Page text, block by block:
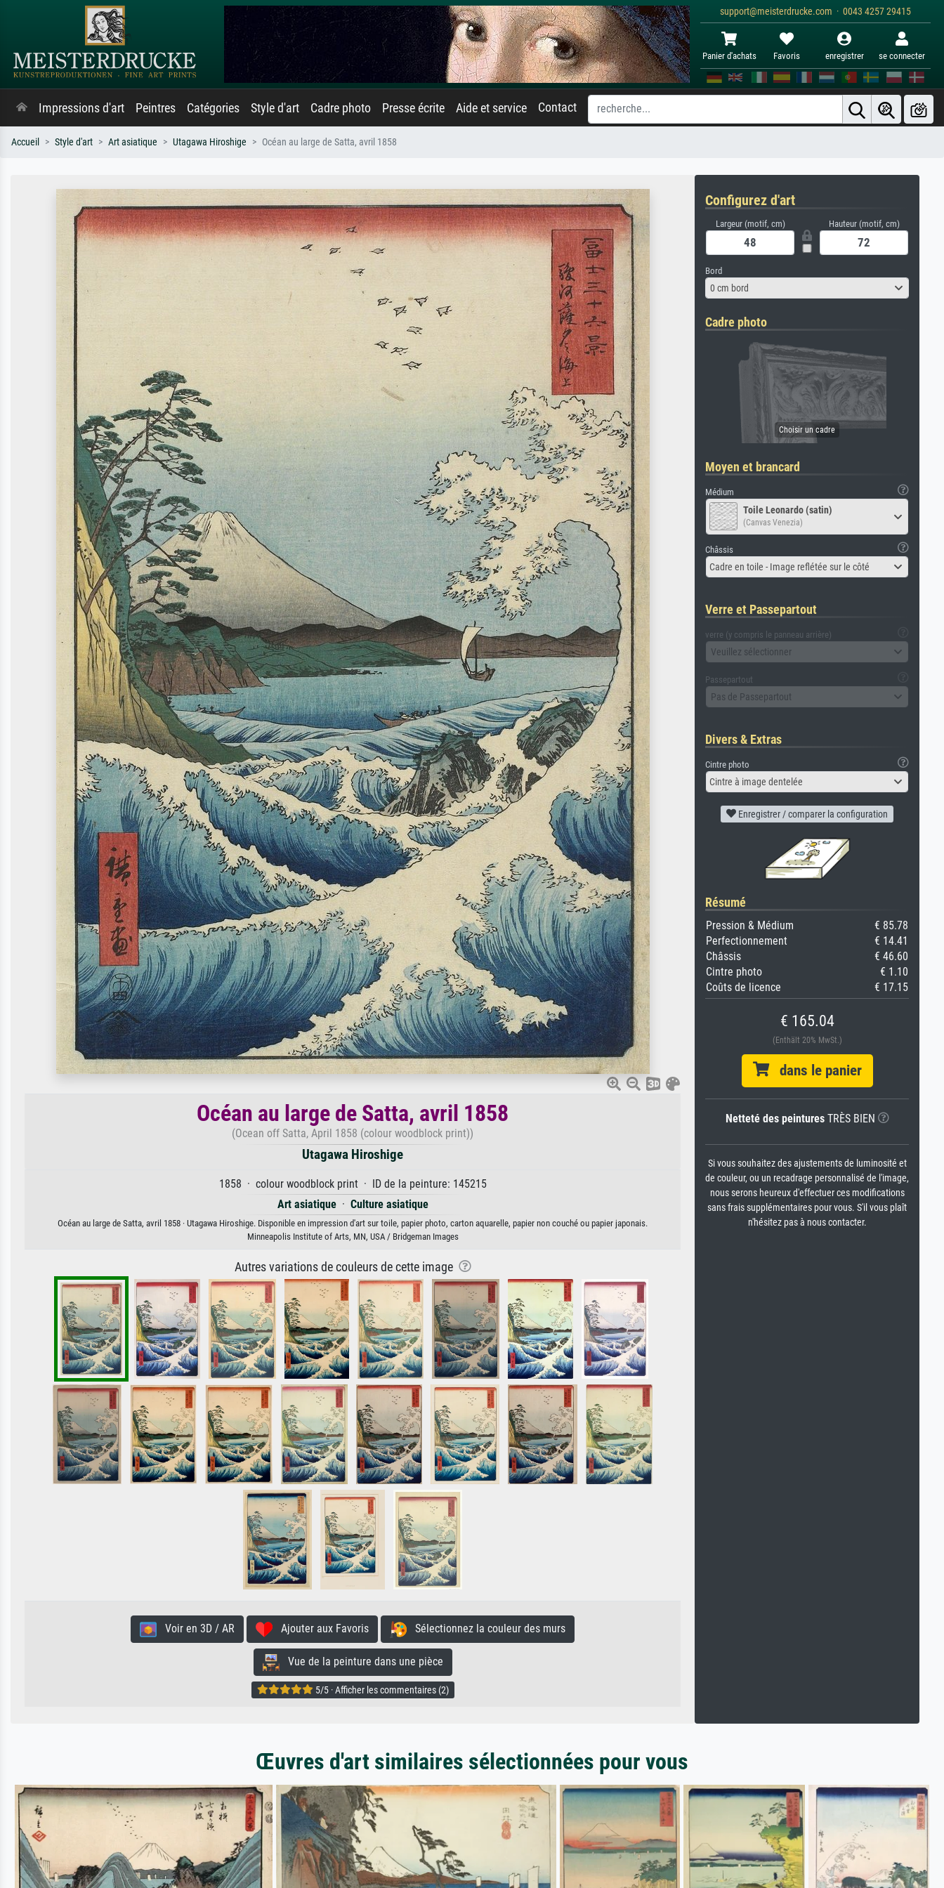
support@meisterdrucke.com · 0043 4257 29415
Panier d'achats Favoris enregistrer se connecter
Impressions d'art Peintres Catégories Style d'art Cadre photo Presse écrite Aide et service Contact
Accueil Style d'art Art asiatique Utagawa Hiroshige Océan au large de Satta, avril 1858
Océan au large de Satta, avril 1858
(Ocean off Satta, April 1858 (colour woodblock print))
Utagawa Hiroshige
1858 · colour woodblock print · ID de la peinture: 145215
Art asiatique· Culture asiatique
Océan au large de Satta, avril 1858 · Utagawa Hiroshige. Disponible en impression d'art sur toile, papier photo, carton aquarelle, papier non couché ou papier japonais.
Minneapolis Institute of Arts, MN, USA / Bridgeman Images
Autres variations de couleurs de cette image
Voir en 3D / AR Ajouter aux Favoris Sélectionnez la couleur des murs
Vue de la peinture dans une pièce
5/5 · Afficher les commentaires (2)
Configurez d'art
Largeur (motif, cm) Hauteur (motif, cm)
Bord
0 cm bord
Cadre photo
Moyen et brancard
Médium
Toile Leonardo (satin)
(Canvas Venezia)
Châssis
Cadre en toile - Image reflétée sur le côté
Verre et Passepartout
verre (y compris le panneau arrière)
Veuillez sélectionner
Passepartout
Pas de Passepartout
Divers & Extras
Cintre photo
Cintre à image dentelée
Enregistrer / comparer la configuration
Résumé
Pression & Médium
€ 85.78
Perfectionnement
€ 14.41
Châssis
€ 46.60
Cintre photo
€ 1.10
Coûts de licence
€ 17.15
€ 165.04
(Enthält 20% MwSt.)
dans le panier
Netteté des peinturesTRÈS BIEN
Si vous souhaitez des ajustements de luminosité et
de couleur, ou un recadrage personnalisé de l'image,
nous serons heureux d'effectuer ces modifications
sans frais supplémentaires pour vous. S'il vous plaît
n'hésitez pas à nous contacter.
Œuvres d'art similaires sélectionnées pour vous